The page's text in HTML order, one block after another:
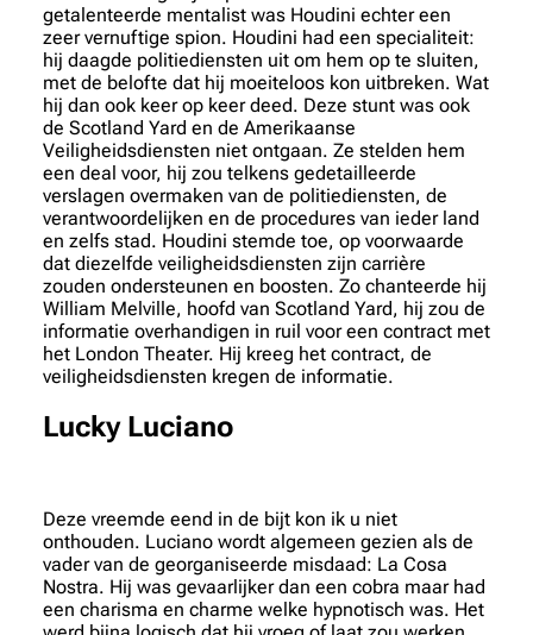
getalenteerde mentalist was Houdini echter een
zeer vernuftige spion. Houdini had een specialiteit:
hij daagde politiediensten uit om hem op te sluiten,
met de belofte dat hij moeiteloos kon uitbreken. Wat
hij dan ook keer op keer deed. Deze stunt was ook
de Scotland Yard en de Amerikaanse
Veiligheidsdiensten niet ontgaan. Ze stelden hem
een deal voor, hij zou telkens gedetailleerde
verslagen overmaken van de politiediensten, de
verantwoordelijken en de procedures van ieder land
en zelfs stad. Houdini stemde toe, op voorwaarde
dat diezelfde veiligheidsdiensten zijn carrière
zouden ondersteunen en boosten. Zo chanteerde hij
William Melville, hoofd van Scotland Yard, hij zou de
informatie overhandigen in ruil voor een contract met
het London Theater. Hij kreeg het contract, de
veiligheidsdiensten kregen de informatie.
Lucky Luciano
Deze vreemde eend in de bijt kon ik u niet
onthouden. Luciano wordt algemeen gezien als de
vader van de georganiseerde misdaad: La Cosa
Nostra. Hij was gevaarlijker dan een cobra maar had
een charisma en charme welke hypnotisch was. Het